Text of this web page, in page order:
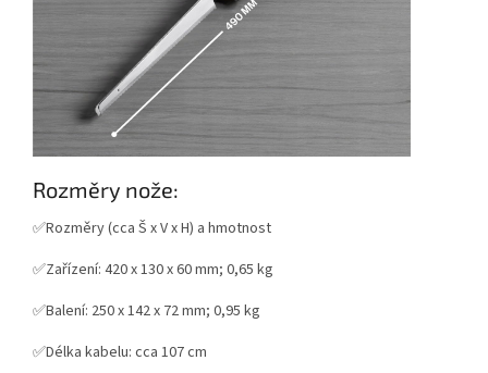
Rozměry nože:
✅Rozměry (cca Š x V x H) a hmotnost
✅Zařízení: 420 x 130 x 60 mm; 0,65 kg
✅Balení: 250 x 142 x 72 mm; 0,95 kg
✅Délka kabelu: cca 107 cm